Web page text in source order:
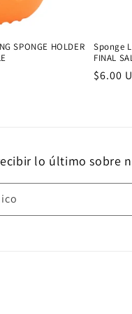
SPONGE HOLDER
Sponge
FINAL
Precio
$6.00
lo último sobre